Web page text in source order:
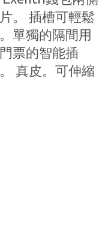
。 插槽可輕鬆
單獨的隔間用
票的智能插
真皮。可伸縮